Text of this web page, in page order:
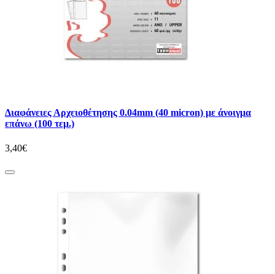
Διαφάνειες Αρχειοθέτησης 0.04mm (40 micron) με άνοιγμα
επάνω (100 τεμ.)
3,40€